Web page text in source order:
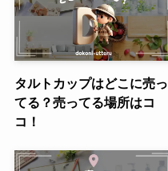
タルトカップはどこに売っ
てる？売ってる場所はコ
コ！